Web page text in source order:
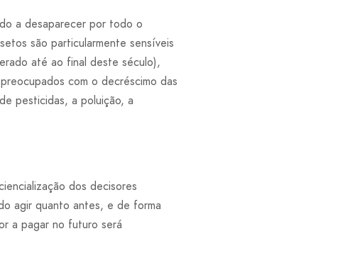
a desaparecer por todo o
são particularmente sensíveis
até ao final deste século),
com o decréscimo das
pesticidas, a poluição, a
dos decisores
agir quanto antes, e de forma
a pagar no futuro será